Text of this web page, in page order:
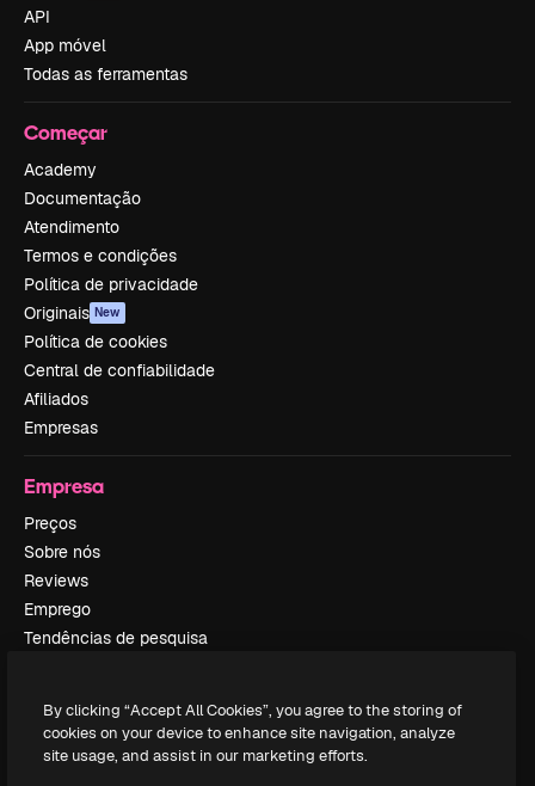
API
App móvel
Todas as ferramentas
Começar
Academy
Documentação
Atendimento
Termos e condições
Política de privacidade
Originais New
Política de cookies
Central de confiabilidade
Afiliados
Empresas
Empresa
Preços
Sobre nós
Reviews
Emprego
Tendências de pesquisa
Slidesgo
Vender conteúdo
By clicking “Accept All Cookies”, you agree to the storing of
cookies on your device to enhance site navigation, analyze
site usage, and assist in our marketing efforts.